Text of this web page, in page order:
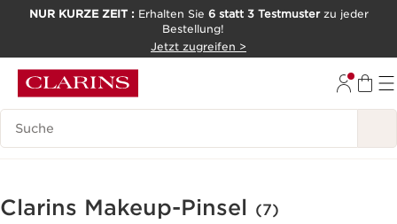
NUR KURZE ZEIT : Erhalten Sie 6 statt 3 Testmusterzu jeder
Bestellung!
Jetzt zugreifen >
Legende suchen
Clarins Makeup-Pinsel (7)